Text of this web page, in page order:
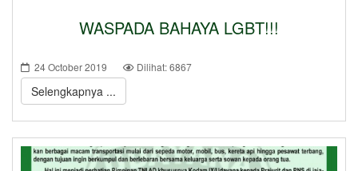
WASPADA BAHAYA LGBT!!!
24 October 2019 Dilihat: 6867
Selengkapnya ...